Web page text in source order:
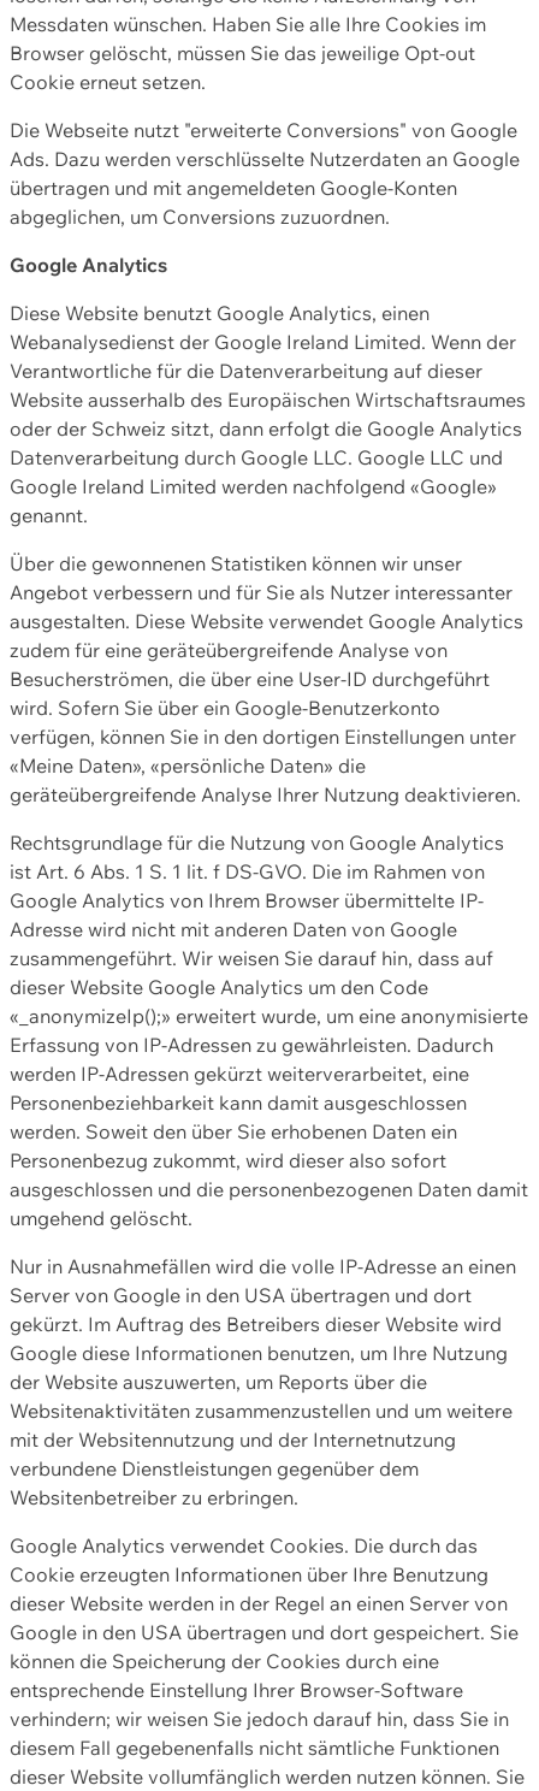
Messdaten wünschen. Haben Sie alle Ihre Cookies im
Browser gelöscht, müssen Sie das jeweilige Opt-out
Cookie erneut setzen.
Die Webseite nutzt "erweiterte Conversions" von Google
Ads. Dazu werden verschlüsselte Nutzerdaten an Google
übertragen und mit angemeldeten Google-Konten
abgeglichen, um Conversions zuzuordnen.
Google Analytics
Diese Website benutzt Google Analytics, einen
Webanalysedienst der Google Ireland Limited. Wenn der
Verantwortliche für die Datenverarbeitung auf dieser
Website ausserhalb des Europäischen Wirtschaftsraumes
oder der Schweiz sitzt, dann erfolgt die Google Analytics
Datenverarbeitung durch Google LLC. Google LLC und
Google Ireland Limited werden nachfolgend «Google»
genannt.
Über die gewonnenen Statistiken können wir unser
Angebot verbessern und für Sie als Nutzer interessanter
ausgestalten. Diese Website verwendet Google Analytics
zudem für eine geräteübergreifende Analyse von
Besucherströmen, die über eine User-ID durchgeführt
wird. Sofern Sie über ein Google-Benutzerkonto
verfügen, können Sie in den dortigen Einstellungen unter
«Meine Daten», «persönliche Daten» die
geräteübergreifende Analyse Ihrer Nutzung deaktivieren.
Rechtsgrundlage für die Nutzung von Google Analytics
ist Art. 6 Abs. 1 S. 1 lit. f DS-GVO. Die im Rahmen von
Google Analytics von Ihrem Browser übermittelte IP-
Adresse wird nicht mit anderen Daten von Google
zusammengeführt. Wir weisen Sie darauf hin, dass auf
dieser Website Google Analytics um den Code
«_anonymizeIp();» erweitert wurde, um eine anonymisierte
Erfassung von IP-Adressen zu gewährleisten. Dadurch
werden IP-Adressen gekürzt weiterverarbeitet, eine
Personenbeziehbarkeit kann damit ausgeschlossen
werden. Soweit den über Sie erhobenen Daten ein
Personenbezug zukommt, wird dieser also sofort
ausgeschlossen und die personenbezogenen Daten damit
umgehend gelöscht.
Nur in Ausnahmefällen wird die volle IP-Adresse an einen
Server von Google in den USA übertragen und dort
gekürzt. Im Auftrag des Betreibers dieser Website wird
Google diese Informationen benutzen, um Ihre Nutzung
der Website auszuwerten, um Reports über die
Websitenaktivitäten zusammenzustellen und um weitere
mit der Websitennutzung und der Internetnutzung
verbundene Dienstleistungen gegenüber dem
Websitenbetreiber zu erbringen.
Google Analytics verwendet Cookies. Die durch das
Cookie erzeugten Informationen über Ihre Benutzung
dieser Website werden in der Regel an einen Server von
Google in den USA übertragen und dort gespeichert. Sie
können die Speicherung der Cookies durch eine
entsprechende Einstellung Ihrer Browser-Software
verhindern; wir weisen Sie jedoch darauf hin, dass Sie in
diesem Fall gegebenenfalls nicht sämtliche Funktionen
dieser Website vollumfänglich werden nutzen können. Sie